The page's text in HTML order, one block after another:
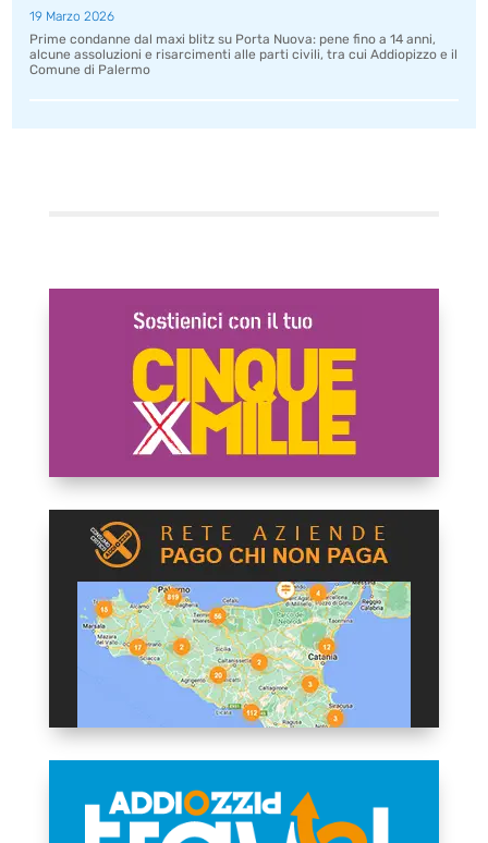
19 Marzo 2026
Prime condanne dal maxi blitz su Porta Nuova: pene fino a 14 anni,
alcune assoluzioni e risarcimenti alle parti civili, tra cui Addiopizzo e il
Comune di Palermo